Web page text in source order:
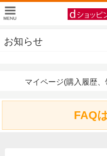
お知らせ
マイページ(購入履歴
FAQ